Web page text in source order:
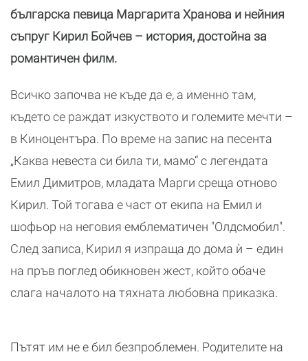
българска певица Маргарита Хранова и нейния
съпруг Кирил Бойчев – история, достойна за
романтичен филм.
Всичко започва не къде да е, а именно там,
където се раждат изкуството и големите мечти –
в Киноцентъра. По време на запис на песента
„Каква невеста си била ти, мамо“ с легендата
Емил Димитров, младата Марги среща отново
Кирил. Той тогава е част от екипа на Емил и
шофьор на неговия емблематичен "Олдсмобил".
След записа, Кирил я изпраща до дома ѝ – един
на пръв поглед обикновен жест, който обаче
слага началото на тяхната любовна приказка.
Пътят им не е бил безпроблемен. Родителите на